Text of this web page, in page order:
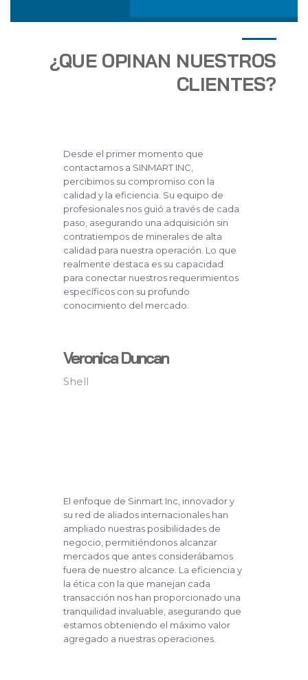
¿QUE OPINAN NUESTROS
CLIENTES?
Desde el primer momento que
contactamos a SINMART INC,
percibimos su compromiso con la
calidad y la eficiencia. Su equipo de
profesionales nos guió a través de cada
paso, asegurando una adquisición sin
contratiempos de minerales de alta
calidad para nuestra operación. Lo que
realmente destaca es su capacidad
para conectar nuestros requerimientos
específicos con su profundo
conocimiento del mercado.
Veronica Duncan
Shell
El enfoque de Sinmart Inc, innovador y
su red de aliados internacionales han
ampliado nuestras posibilidades de
negocio, permitiéndonos alcanzar
mercados que antes considerábamos
fuera de nuestro alcance. La eficiencia y
la ética con la que manejan cada
transacción nos han proporcionado una
tranquilidad invaluable, asegurando que
estamos obteniendo el máximo valor
agregado a nuestras operaciones.